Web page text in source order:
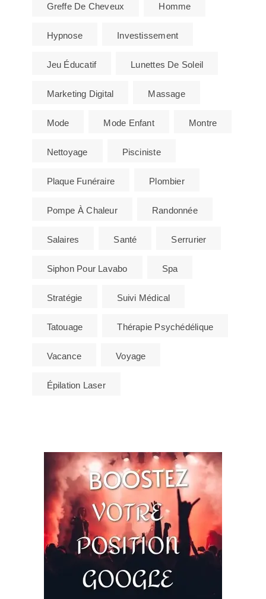
Greffe De Cheveux Homme
Hypnose Investissement
Jeu Éducatif Lunettes De Soleil
Marketing Digital Massage
Mode Mode Enfant Montre
Nettoyage Pisciniste
Plaque Funéraire Plombier
Pompe À Chaleur Randonnée
Salaires Santé Serrurier
Siphon Pour Lavabo Spa
Stratégie Suivi Médical
Tatouage Thérapie Psychédélique
Vacance Voyage
Épilation Laser